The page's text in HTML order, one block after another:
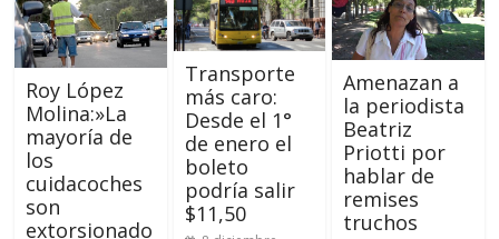
Roy López
Molina:»La
mayoría de
los
cuidacoches
son
extorsionado
Transporte
más caro:
Desde el 1°
de enero el
boleto
podría salir
$11,50
Amenazan a
la periodista
Beatriz
Priotti por
hablar de
remises
truchos